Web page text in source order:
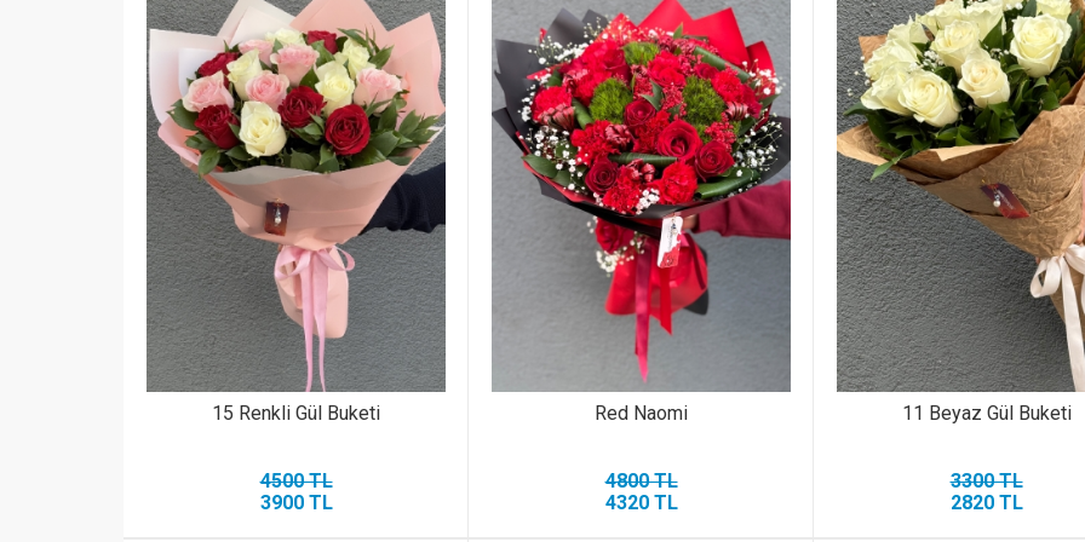
15 Renkli Gül Buketi
4500 TL
3900 TL
Red Naomi
4800 TL
4320 TL
11 Beyaz Gül Buketi
3300 TL
2820 TL